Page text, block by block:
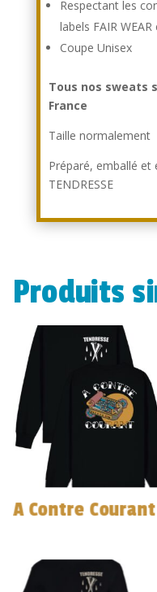
Respectant les
labels FAIR WEAR
Coupe Unisex
Tous nos sweats
France
Taille normalement
Préparé, emballé et
TENDRESSE
Produits
A Contre Courant